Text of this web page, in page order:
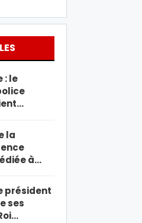
: le
la
à…
président
ses